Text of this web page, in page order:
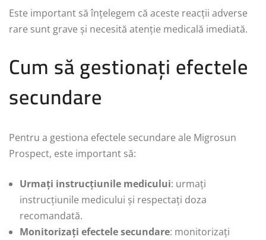
Este important să înțelegem că aceste reacții adverse
rare sunt grave și necesită atenție medicală imediată.
Cum să gestionați efectele
secundare
Pentru a gestiona efectele secundare ale Migrosun
Prospect, este important să:
Urmați instrucțiunile medicului: urmați
instrucțiunile medicului și respectați doza
recomandată.
Monitorizați efectele secundare: monitorizați